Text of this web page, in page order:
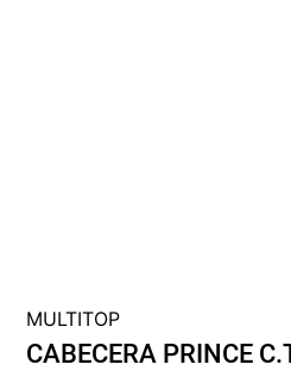
MULTITOP
CABECERA PRINCE